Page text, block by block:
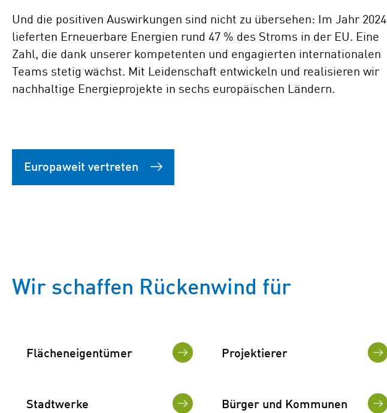
Und die positiven Auswirkungen sind nicht zu übersehen: Im Jahr 2024
lieferten Erneuerbare Energien rund 47 % des Stroms in der EU. Eine
Zahl, die dank unserer kompetenten und engagierten internationalen
Teams stetig wächst. Mit Leidenschaft entwickeln und realisieren wir
nachhaltige Energieprojekte in sechs europäischen Ländern.
Europaweit vertreten
Wir schaffen Rückenwind für
Flächeneigentümer
Stadtwerke
Projektierer
Bürger und Kommunen